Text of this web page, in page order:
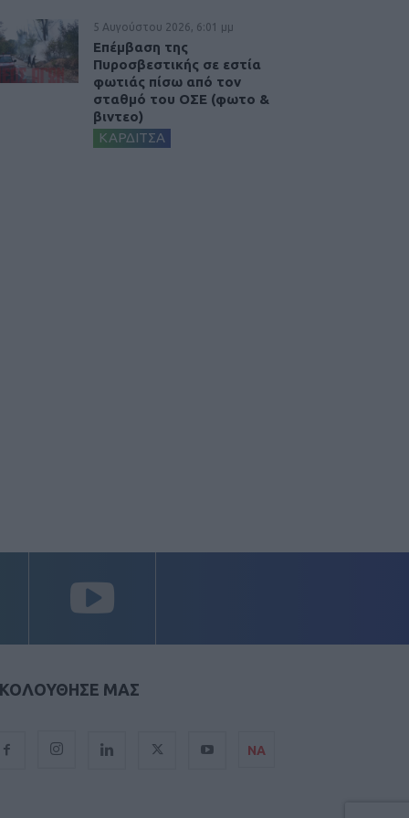
5 Αυγούστου 2026, 6:01 μμ
Επέμβαση της
Πυροσβεστικής σε εστία
φωτιάς πίσω από τον
σταθμό του ΟΣΕ (φωτο &
βιντεο)
ΚΑΡΔΙΤΣΑ
ΜΑΣ
ΝΑ